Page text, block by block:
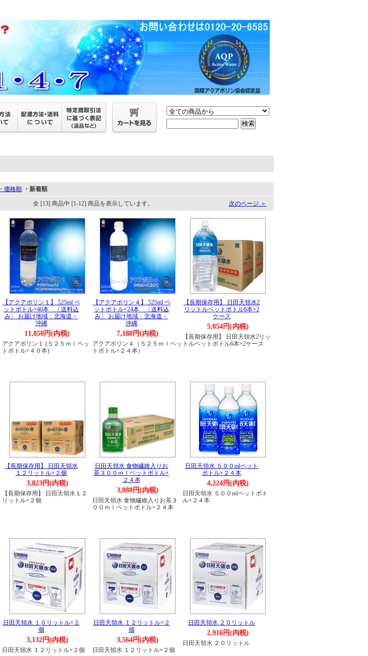
・価格順 ・新着順
全 [13] 商品中 [1-12] 商品を表示しています。 次のページ ＞
【アクアポリン１】 525ml ペ
ットボトル×40本 〔送料込
み〕 お届け地域：北海道・
沖縄
11,850円(内税)
アクアポリン１ (５２５ｍｌペッ
トボトル×４０本)
【アクアポリン４】 525ml ペ
ットボトル×24本 〔送料込
み〕 お届け地域：北海道・
沖縄
7,188円(内税)
アクアポリン４（５２５ｍｌペッ
トボトル×２４本）
【長期保存用】 日田天領水2
リットルペットボトル6本×2
ケース
5,054円(内税)
【長期保存用】 日田天領水2リッ
トルペットボトル6本×2ケース
【長期保存用】 日田天領水
１２リットル×２個
3,823円(内税)
【長期保存用】 日田天領水１２
リットル×２個
日田天領水 食物繊維入りお
茶３００ｍｌペットボトル×
２４本
3,888円(内税)
日田天領水 食物繊維入りお茶３
００ｍｌペットボトル×２４本
日田天領水 ５００mlペット
ボトル×２４本
4,224円(内税)
日田天領水 ５００mlペットボト
ル×２４本
日田天領水 １０リットル×２
個
3,132円(内税)
日田天領水 １２リットル×２個
日田天領水 １２リットル×２
個
3,564円(内税)
日田天領水 １２リットル×２個
日田天領水 ２０リットル
2,916円(内税)
日田天領水 ２０リットル